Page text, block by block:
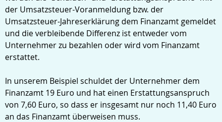
der Umsatzsteuer-Voranmeldung bzw. der
Umsatzsteuer-Jahreserklärung dem Finanzamt gemeldet
und die verbleibende Differenz ist entweder vom
Unternehmer zu bezahlen oder wird vom Finanzamt
erstattet.
In unserem Beispiel schuldet der Unternehmer dem
Finanzamt 19 Euro und hat einen Erstattungsanspruch
von 7,60 Euro, so dass er insgesamt nur noch 11,40 Euro
an das Finanzamt überweisen muss.